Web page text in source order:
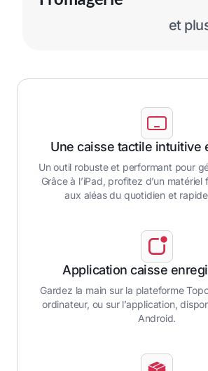
et
Une caisse tactile intuitive
Un outil robuste et performant pour
Grâce à l’iPad, profitez d’un
aux aléas du quotidien et
Application caisse
Gardez la main sur la plateforme
ordinateur, ou sur l’application,
Android.